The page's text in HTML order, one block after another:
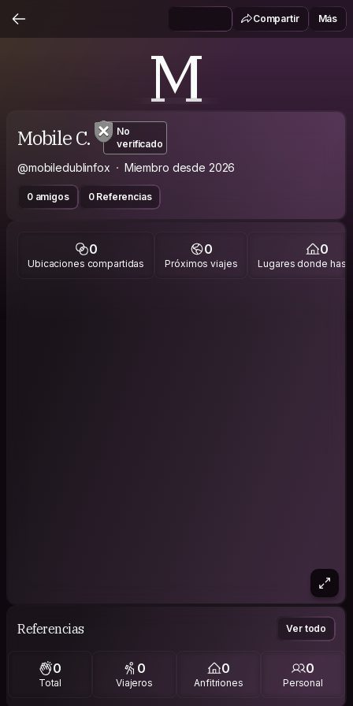
Compartir Más
M
Mobile C.
No
verificado
@mobiledublinfox Miembro desde 2026
0 amigos 0 Referencias
0
Ubicaciones compartidas
0
Próximos viajes
0
Lugares donde has
Referencias Ver todo
0
Total
0
Viajeros
0
Anfitriones
0
Personal